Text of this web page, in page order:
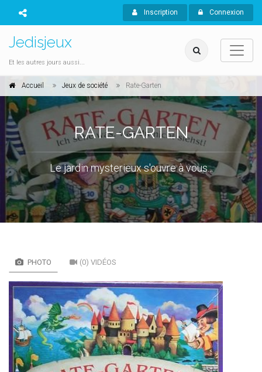
Inscription Connexion
Jedisjeux
Et les autres jours aussi...
Accueil Jeux de société Rate-Garten
RATE-GARTEN
Le jardin mysterieux s'ouvre à vous...
PHOTO (0) VIDÉOS